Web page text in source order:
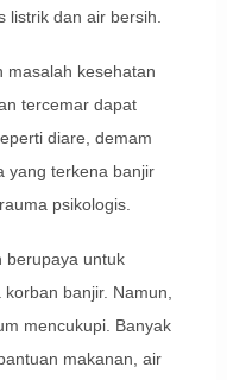
listrik dan air bersih.
masalah kesehatan
tercemar dapat
diare, demam
yang terkena banjir
psikologis.
berupaya untuk
banjir. Namun,
mencukupi. Banyak
makanan, air